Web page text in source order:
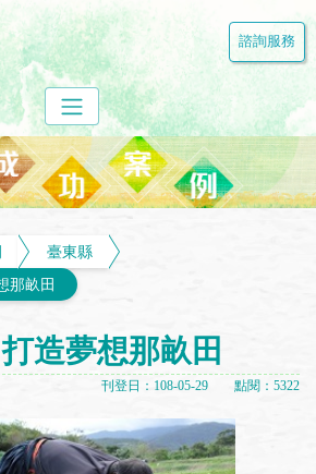
諮詢服務
臺東縣
那畝田
造夢想那畝田
刊登日：108-05-29 點閱：5322